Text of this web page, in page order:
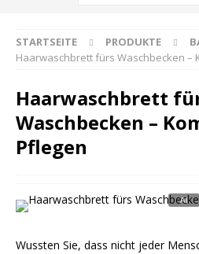
STARTSEITE PRODUKTE
Haarwaschbrett fürs Waschbecken –
Haarwaschbrett
Waschbecken –
Pflegen
Wussten Sie, dass nicht jeder